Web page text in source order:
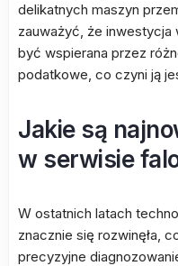
delikatnych maszyn
zauważyć, że inwestycja
być wspierana przez
podatkowe, co czyni ją
Jakie są
w serwisie
W ostatnich latach
znacznie się rozwinęła,
precyzyjne